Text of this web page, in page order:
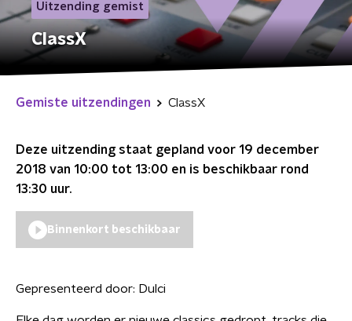
Uitzending gemist
ClassX
Gemiste uitzendingen ClassX
Deze uitzending staat gepland voor 19 december
2018 van 10:00 tot 13:00 en is beschikbaar rond
13:30 uur.
Binnenkort beschikbaar
Gepresenteerd door: Dulci